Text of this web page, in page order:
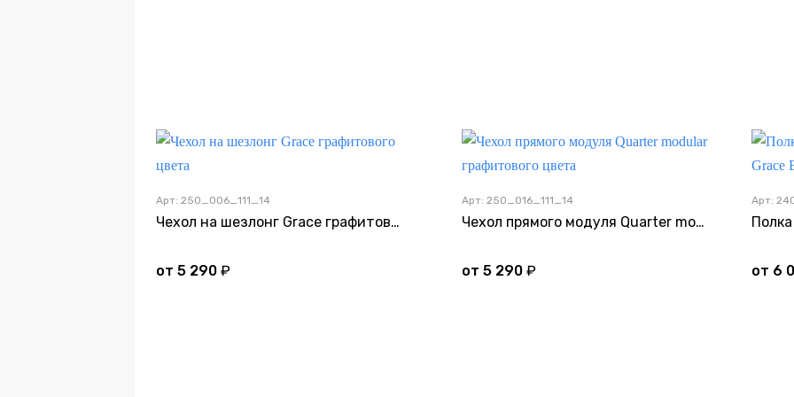
Арт: 250_006_111_14
Чехол на шезлонг Grace графитового цвета
от 5 290 ₽
Арт: 250_016_111_14
Чехол прямого модуля Quarter modular графитового цвета
от 5 290 ₽
Арт:
от 6